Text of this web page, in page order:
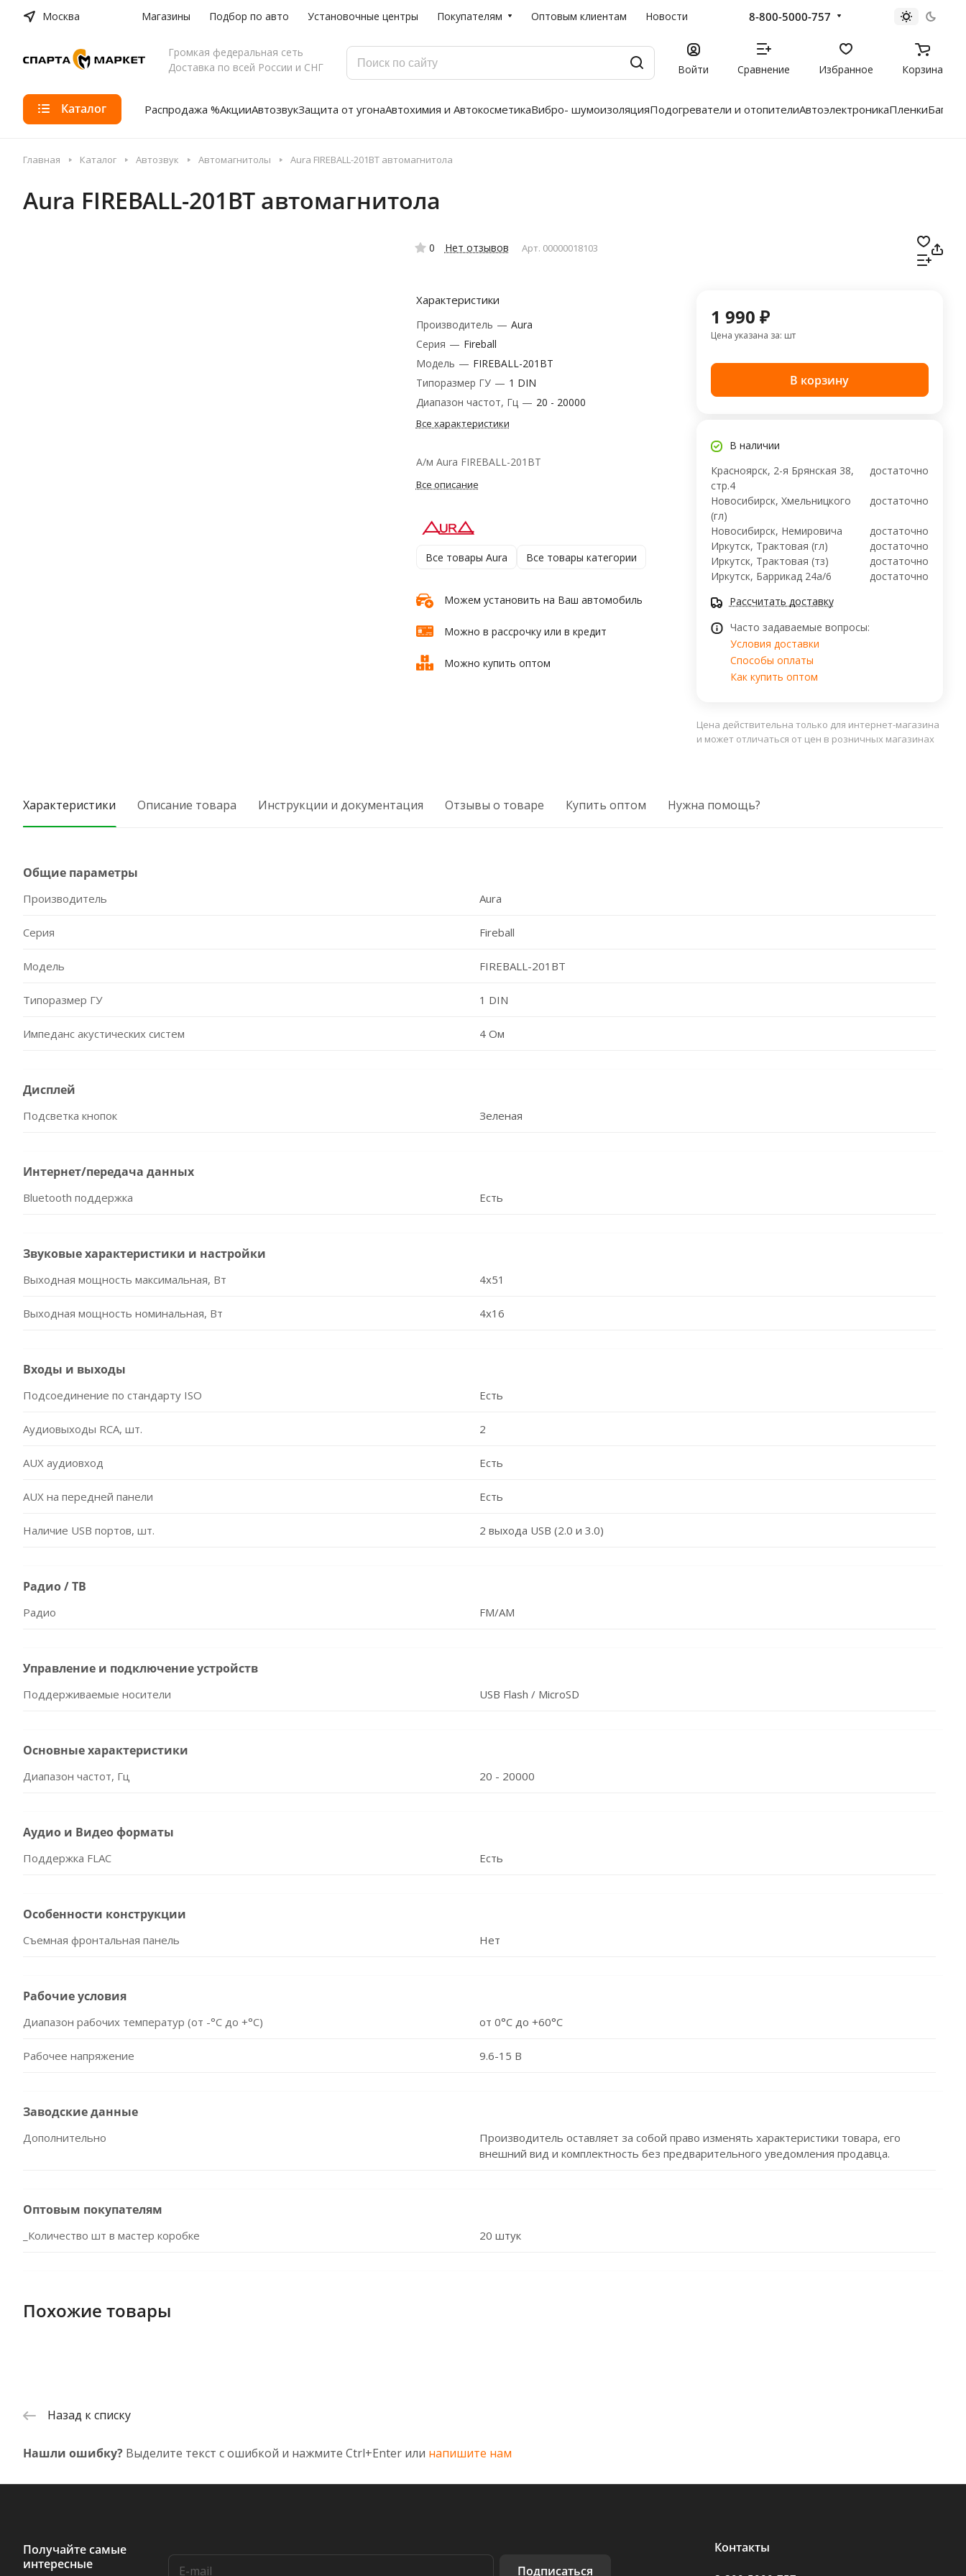
Москва Магазины Подбор по авто Установочные центры Покупателям Оптовым клиентам Новости 8-800-5000-757
Громкая федеральная сеть
Доставка по всей России и СНГ
Войти Сравнение Избранное Корзина
Каталог Распродажа %АкцииАвтозвукЗащита от угонаАвтохимия и АвтокосметикаВибро- шумоизоляцияПодогреватели и отопителиАвтоэлектроникаПленки
Главная Каталог Автозвук Автомагнитолы Aura FIREBALL-201BT автомагнитола
Aura FIREBALL-201BT автомагнитола
0 Нет отзывов Арт. 00000018103
Характеристики
Производитель — Aura
Серия — Fireball
Модель — FIREBALL-201BT
Типоразмер ГУ — 1 DIN
Диапазон частот, Гц — 20 - 20000
Все характеристики
А/м Aura FIREBALL-201BT
Все описание
Все товары Aura Все товары категории
Можем установить на Ваш автомобиль
Можно в рассрочку или в кредит
Можно купить оптом
1 990 ₽
Цена указана за: шт
В корзину
В наличии
Красноярск, 2-я Брянская 38,
стр.4
достаточно
Новосибирск, Хмельницкого
(гл)
достаточно
Новосибирск, ​Немировича
достаточно
Иркутск, Трактовая (гл)
достаточно
Иркутск, Трактовая (тз)
достаточно
Иркутск, ​Баррикад 24а/6
достаточно
Рассчитать доставку
Часто задаваемые вопросы:
Условия доставки
Способы оплаты
Как купить оптом
Цена действительна только для интернет-магазина
и может отличаться от цен в розничных магазинах
Характеристики Описание товара Инструкции и документация Отзывы о товаре Купить оптом Нужна помощь?
Общие параметры
Производитель Aura
Серия Fireball
Модель FIREBALL-201BT
Типоразмер ГУ 1 DIN
Импеданс акустических систем 4 Ом
Дисплей
Подсветка кнопок Зеленая
Интернет/передача данных
Bluetooth поддержка Есть
Звуковые характеристики и настройки
Выходная мощность максимальная, Вт 4x51
Выходная мощность номинальная, Вт 4x16
Входы и выходы
Подсоединение по стандарту ISO Есть
Аудиовыходы RCA, шт. 2
AUX аудиовход Есть
AUX на передней панели Есть
Наличие USB портов, шт. 2 выхода USB (2.0 и 3.0)
Радио / ТВ
Радио FM/AM
Управление и подключение устройств
Поддерживаемые носители USB Flash / MicroSD
Основные характеристики
Диапазон частот, Гц 20 - 20000
Аудио и Видео форматы
Поддержка FLAC Есть
Особенности конструкции
Съемная фронтальная панель Нет
Рабочие условия
Диапазон рабочих температур (от -°С до +°С) от 0°С до +60°С
Рабочее напряжение 9.6-15 В
Заводские данные
Дополнительно
Производитель оставляет за собой право изменять характеристики товара, его
внешний вид и комплектность без предварительного уведомления продавца.
Оптовым покупателям
_Количество шт в мастер коробке 20 штук
Похожие товары
Назад к списку
Нашли ошибку? Выделите текст с ошибкой и нажмите Ctrl+Enter или напишите нам
Получайте самые
интересные
Подписаться
Контакты